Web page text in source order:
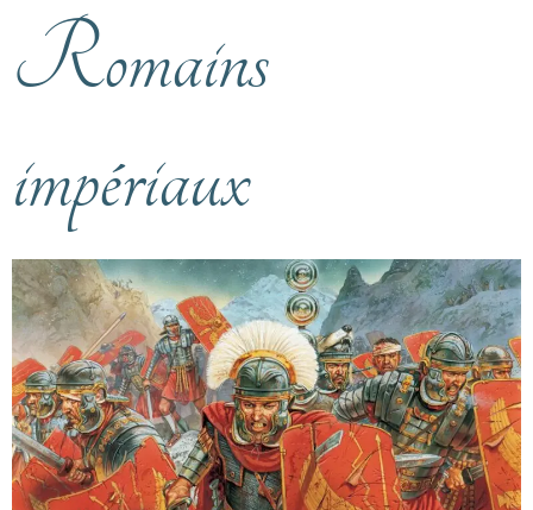
Romains
impériaux